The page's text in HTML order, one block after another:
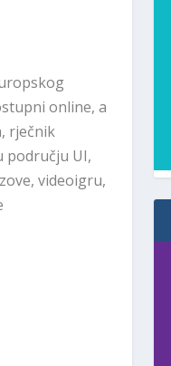
online, a
rječnik
području UI,
videoigru,